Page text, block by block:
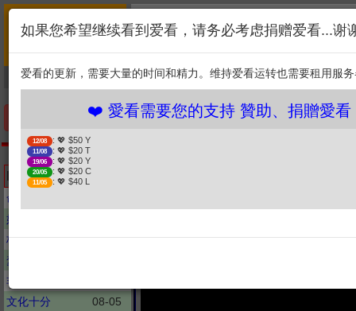
新闻
综艺 剧集
捐贈幫助
手机优先版
❤️ 愛看需要您的支持
: 💖 $50 Y
11/08
19/06 : 💖 $20 Y
2. 点击捐赠
Latest updates
命运好好玩
妈妈咪呀
极限挑战
08-06
梦想改造家
非诚勿扰
文化十分
08-05
如果您希望继续看到爱看，请务必考虑捐赠爱看...谢
爱看的更新，需要大量的时间和精力。维持爱看运转也需要租用服
❤️ 愛看需要您的支持 贊助、捐贈愛看
12/08 : 💖 $50 Y
11/08 : 💖 $20 T
19/06 : 💖 $20 Y
20/05 : 💖 $20 C
11/05 : 💖 $40 L